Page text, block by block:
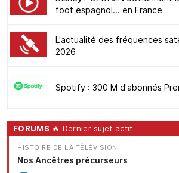
foot espagnol... en France
L'actualité des fréquences
2026
Spotify : 300 M d'abonnés
FORUMS 🔥 Dernier sujet actif
HISTOIRE DE LA TÉLÉVISION
Nos Ancêtres précurseurs